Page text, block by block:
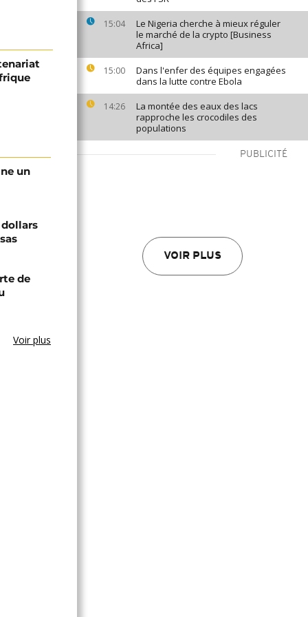
15:04
Le Nigeria cherche à mieux réguler
le marché de la crypto [Business
Africa]
15:00
Dans l'enfer des équipes engagées
dans la lutte contre Ebola
14:26
La montée des eaux des lacs
rapproche les crocodiles des
populations
PUBLICITÉ
VOIR PLUS
un
de
Voir plus